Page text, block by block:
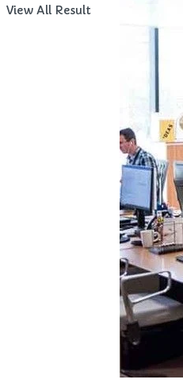
View All Result